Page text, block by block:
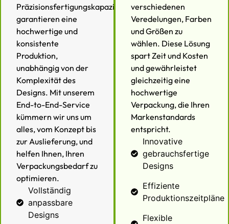
Präzisionsfertigungskapazitäten
garantieren eine
hochwertige und
konsistente
Produktion,
unabhängig von der
Komplexität des
Designs. Mit unserem
End-to-End-Service
kümmern wir uns um
alles, vom Konzept bis
zur Auslieferung, und
helfen Ihnen, Ihren
Verpackungsbedarf zu
optimieren.
Vollständig
anpassbare
Designs
verschiedenen
Veredelungen, Farben
und Größen zu
wählen. Diese Lösung
spart Zeit und Kosten
und gewährleistet
gleichzeitig eine
hochwertige
Verpackung, die Ihren
Markenstandards
entspricht.
Innovative
gebrauchsfertige
Designs
Effiziente
Produktionszeitpläne
Flexible